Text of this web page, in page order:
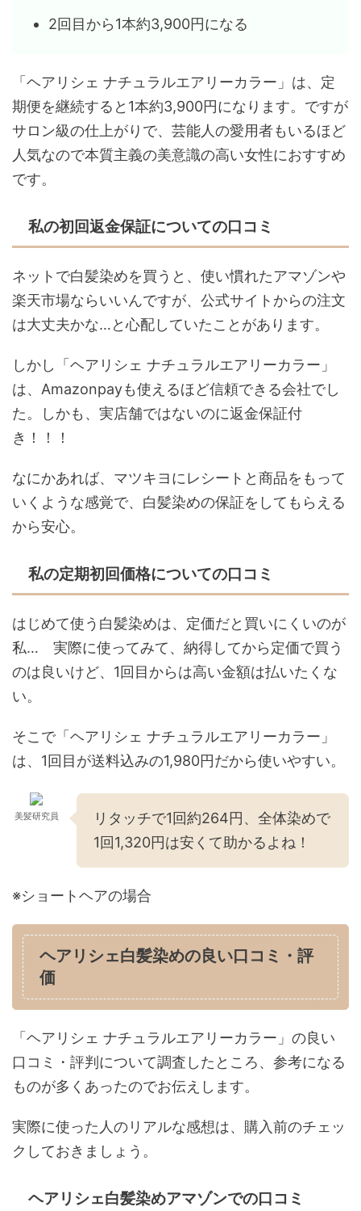
2回目から1本約3,900円になる
「ヘアリシェ ナチュラルエアリーカラー」は、定
期便を継続すると1本約3,900円になります。ですが
サロン級の仕上がりで、芸能人の愛用者もいるほど
人気なので本質主義の美意識の高い女性におすすめ
です。
私の初回返金保証についての口コミ
ネットで白髪染めを買うと、使い慣れたアマゾンや
楽天市場ならいいんですが、公式サイトからの注文
は大丈夫かな…と心配していたことがあります。
しかし「ヘアリシェ ナチュラルエアリーカラー」
は、Amazonpayも使えるほど信頼できる会社でし
た。しかも、実店舗ではないのに返金保証付
き！！！
なにかあれば、マツキヨにレシートと商品をもって
いくような感覚で、白髪染めの保証をしてもらえる
から安心。
私の定期初回価格についての口コミ
はじめて使う白髪染めは、定価だと買いにくいのが
私… 実際に使ってみて、納得してから定価で買う
のは良いけど、1回目からは高い金額は払いたくな
い。
そこで「ヘアリシェ ナチュラルエアリーカラー」
は、1回目が送料込みの1,980円だから使いやすい。
美髪研究員
リタッチで1回約264円、全体染めで
1回1,320円は安くて助かるよね！
※ショートヘアの場合
ヘアリシェ白髪染めの良い口コミ・評
価
「ヘアリシェ ナチュラルエアリーカラー」の良い
口コミ・評判について調査したところ、参考になる
ものが多くあったのでお伝えします。
実際に使った人のリアルな感想は、購入前のチェッ
クしておきましょう。
ヘアリシェ白髪染めアマゾンでの口コミ